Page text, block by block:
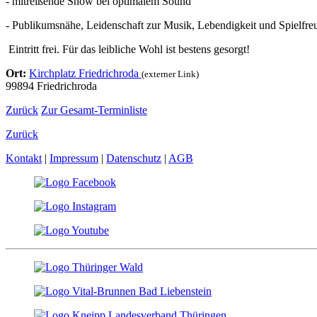
- Publikumsnähe, Leidenschaft zur Musik, Lebendigkeit
Eintritt frei. Für das leibliche Wohl ist bestens gesorgt!
Ort: Kirchplatz Friedrichroda (externer Link)
99894 Friedrichroda
Zurück Zur Gesamt-Terminliste
Zurück
Kontakt | Impressum | Datenschutz | AGB